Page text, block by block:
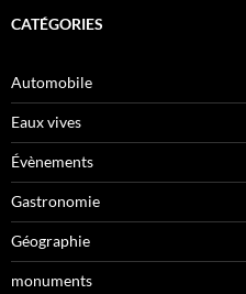
CATÉGORIES
Automobile
Eaux vives
Évènements
Gastronomie
Géographie
monuments